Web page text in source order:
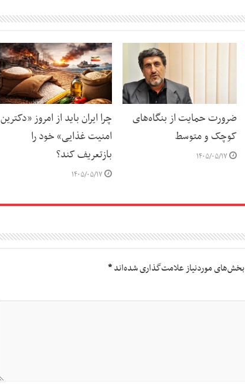
ضرورت حمایت از بنگاه‌های
کوچک و متوسط
۱۴۰۵/۰۵/۱۷
چرا ایران باید از امروز «دکترین
امنیت غذایی» خود را
بازتعریف کند؟
۱۴۰۵/۰۵/۱۷
بخش‌های موردنیاز علامت‌گذاری شده‌اند*